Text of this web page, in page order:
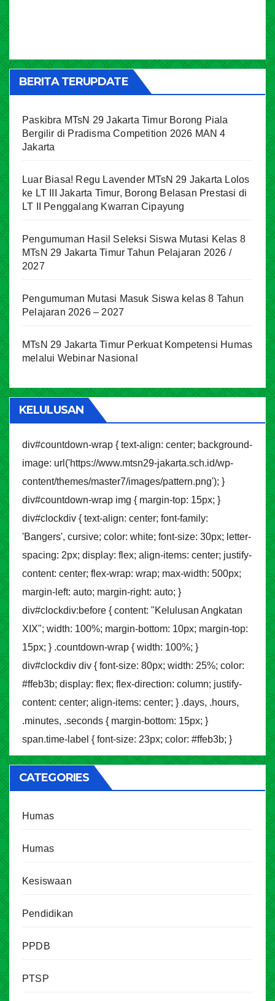
BERITA TERUPDATE
Paskibra MTsN 29 Jakarta Timur Borong Piala
Bergilir di Pradisma Competition 2026 MAN 4
Jakarta
Luar Biasa! Regu Lavender MTsN 29 Jakarta Lolos
ke LT III Jakarta Timur, Borong Belasan Prestasi di
LT II Penggalang Kwarran Cipayung
Pengumuman Hasil Seleksi Siswa Mutasi Kelas 8
MTsN 29 Jakarta Timur Tahun Pelajaran 2026 /
2027
Pengumuman Mutasi Masuk Siswa kelas 8 Tahun
Pelajaran 2026 – 2027
MTsN 29 Jakarta Timur Perkuat Kompetensi Humas
melalui Webinar Nasional
KELULUSAN
div#countdown-wrap { text-align: center; background-
image: url('https://www.mtsn29-jakarta.sch.id/wp-
content/themes/master7/images/pattern.png'); }
div#countdown-wrap img { margin-top: 15px; }
div#clockdiv { text-align: center; font-family:
'Bangers', cursive; color: white; font-size: 30px; letter-
spacing: 2px; display: flex; align-items: center; justify-
content: center; flex-wrap: wrap; max-width: 500px;
margin-left: auto; margin-right: auto; }
div#clockdiv:before { content: "Kelulusan Angkatan
XIX"; width: 100%; margin-bottom: 10px; margin-top:
15px; } .countdown-wrap { width: 100%; }
div#clockdiv div { font-size: 80px; width: 25%; color:
#ffeb3b; display: flex; flex-direction: column; justify-
content: center; align-items: center; } .days, .hours,
.minutes, .seconds { margin-bottom: 15px; }
span.time-label { font-size: 23px; color: #ffeb3b; }
CATEGORIES
Humas
Humas
Kesiswaan
Pendidikan
PPDB
PTSP